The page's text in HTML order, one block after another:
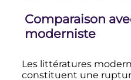
Comparaison
moderniste
Les littératures
constituent une